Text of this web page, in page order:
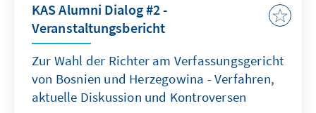
KAS Alumni Dialog #2 -
Veranstaltungsbericht
Zur Wahl der Richter am Verfassungsgericht
von Bosnien und Herzegowina - Verfahren,
aktuelle Diskussion und Kontroversen